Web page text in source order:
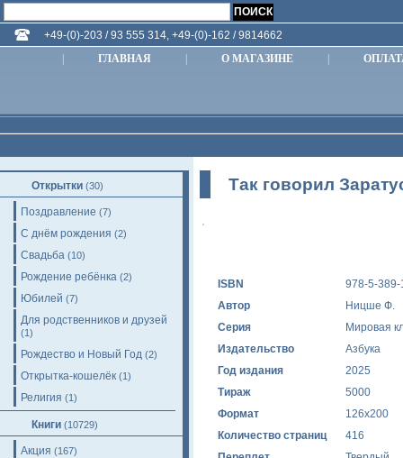
+49-(0)-203 / 93 555 314, +49-(0)-162 / 9814662
ГЛАВНАЯ О МАГАЗИНЕ
Открытки (30)
Поздравление (7)
С днём рождения (2)
Свадьба (10)
Рождение ребёнка (2)
Юбилей (7)
Для родственников и друзей
(1)
Рождество и Новый Год (2)
Открытка-кошелёк (1)
Религия (1)
Книги (10729)
Акция (167)
Так говорил
ISBN
978-5-
Автор
Ницше Ф.
Серия
Мировая
Издательство
Азбука
Год издания
2025
Тираж
5000
Формат
126х200
Количество страниц
416